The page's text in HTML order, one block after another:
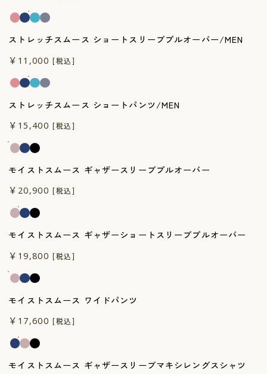
ストレッチスムース ショートスリーブプルオーバー/MEN
￥11,000 [税込]
一般医療機器
ストレッチスムース ショートパンツ/MEN
￥15,400 [税込]
一般医療機器
モイストスムース ギャザースリーブプルオーバー
￥20,900 [税込]
一般医療機器
モイストスムース ギャザーショートスリーブプルオーバー
￥19,800 [税込]
一般医療機器
モイストスムース ワイドパンツ
￥17,600 [税込]
一般医療機器
モイストスムース ギャザースリーブマキシレングスシャツ